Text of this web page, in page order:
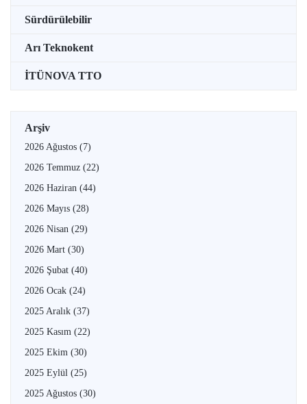
Sürdürülebilir
Arı Teknokent
İTÜNOVA TTO
Arşiv
2026 Ağustos (7)
2026 Temmuz (22)
2026 Haziran (44)
2026 Mayıs (28)
2026 Nisan (29)
2026 Mart (30)
2026 Şubat (40)
2026 Ocak (24)
2025 Aralık (37)
2025 Kasım (22)
2025 Ekim (30)
2025 Eylül (25)
2025 Ağustos (30)